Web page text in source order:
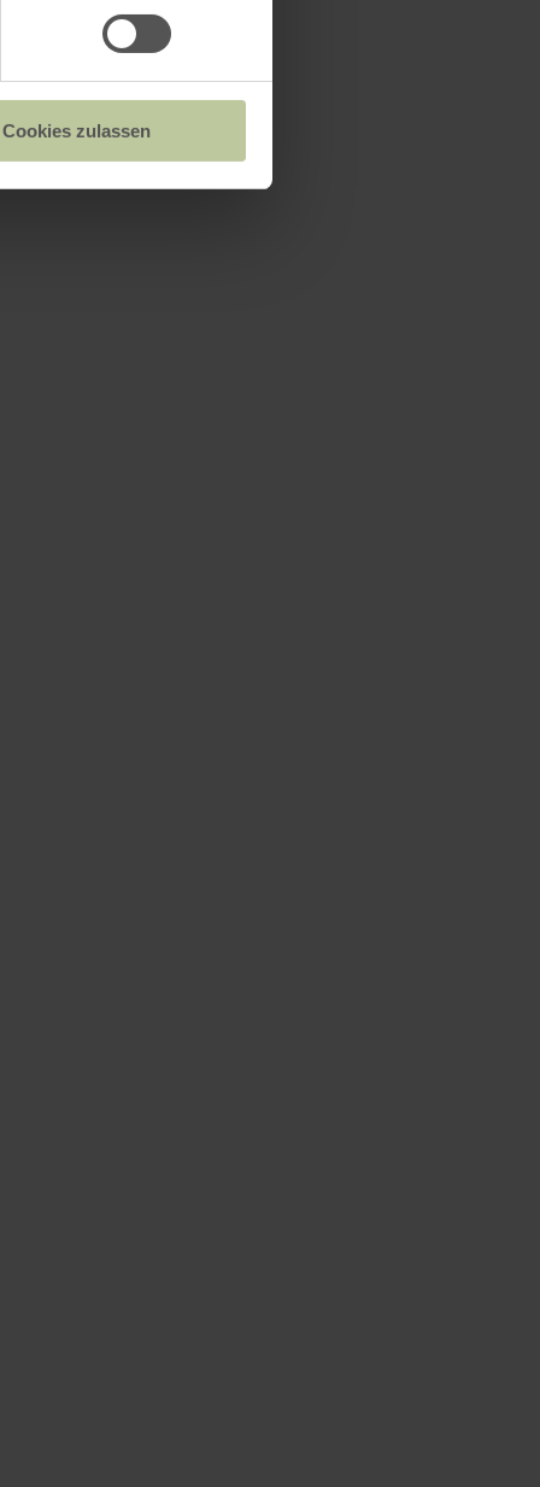
Cookies zulassen